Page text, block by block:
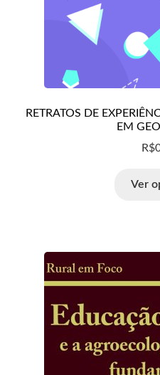
RETRATOS DE
EM
R$
Ver